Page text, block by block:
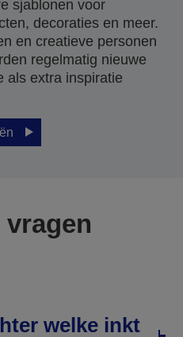
sjablonen voor
decoraties en meer.
en creatieve personen
regelmatig nieuwe
als extra inspiratie
vragen
welke inkt